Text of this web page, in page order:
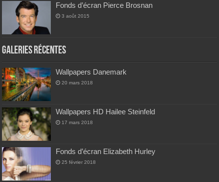
Fonds d’écran Pierce Brosnan
3 août 2015
Galeries Récentes
Wallpapers Danemark
20 mars 2018
Wallpapers HD Hailee Steinfeld
17 mars 2018
Fonds d’écran Elizabeth Hurley
25 février 2018